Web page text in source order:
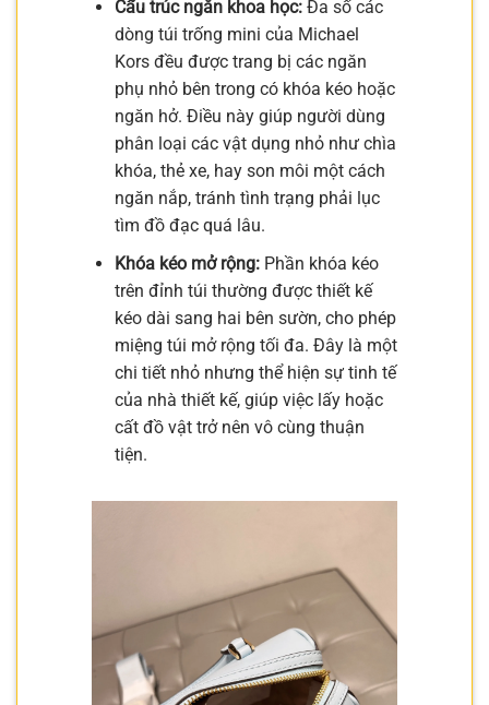
Cấu trúc ngăn khoa học:Đa số các
dòng túi trống mini của Michael
Kors đều được trang bị các ngăn
phụ nhỏ bên trong có khóa kéo hoặc
ngăn hở. Điều này giúp người dùng
phân loại các vật dụng nhỏ như chìa
khóa, thẻ xe, hay son môi một cách
ngăn nắp, tránh tình trạng phải lục
tìm đồ đạc quá lâu.
Khóa kéo mở rộng:Phần khóa kéo
trên đỉnh túi thường được thiết kế
kéo dài sang hai bên sườn, cho phép
miệng túi mở rộng tối đa. Đây là một
chi tiết nhỏ nhưng thể hiện sự tinh tế
của nhà thiết kế, giúp việc lấy hoặc
cất đồ vật trở nên vô cùng thuận
tiện.